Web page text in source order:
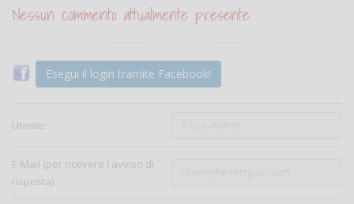
Nessun commento attualmente presente
Esegui il login tramite Facebook!
Utente:
E-Mail (per ricevere l'avviso di
risposta)